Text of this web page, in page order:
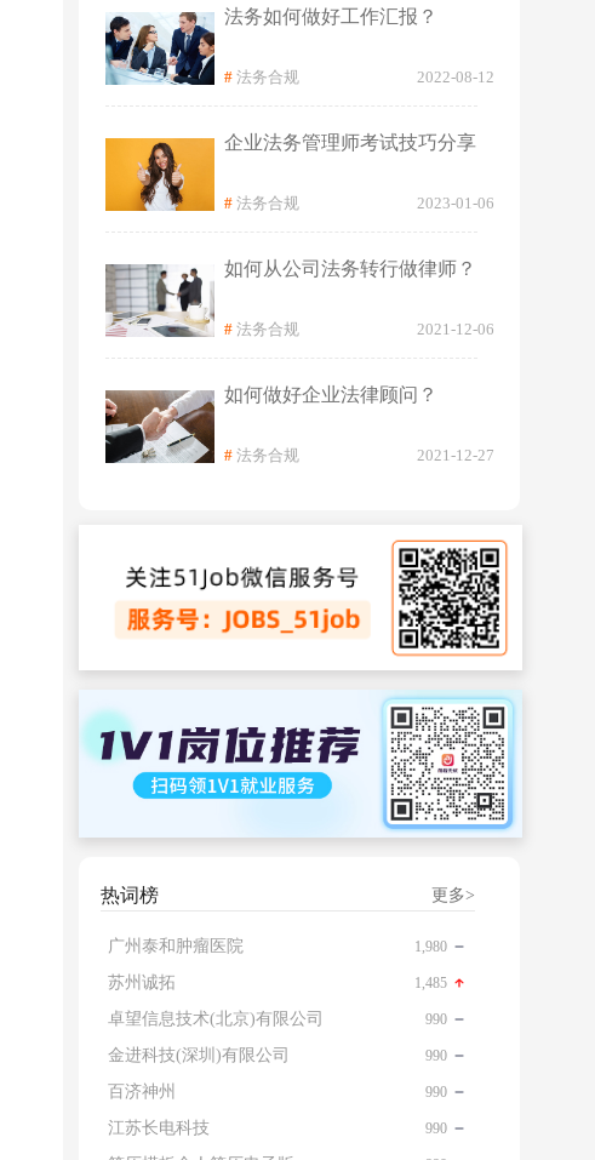
法务如何做好工作汇报？
# 法务合规 2022-08-12
企业法务管理师考试技巧分享
# 法务合规 2023-01-06
如何从公司法务转行做律师？
# 法务合规 2021-12-06
如何做好企业法律顾问？
# 法务合规 2021-12-27
热词榜 更多>
广州泰和肿瘤医院 1,980
苏州诚拓 1,485
卓望信息技术(北京)有限公司 990
金进科技(深圳)有限公司 990
百济神州 990
江苏长电科技 990